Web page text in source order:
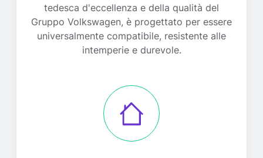
tedesca d'eccellenza e della qualità del
Gruppo Volkswagen, è progettato per essere
universalmente compatibile, resistente alle
intemperie e durevole.